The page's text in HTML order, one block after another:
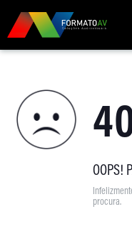
QUEM SOMOS
MARCAS
OOPS!
procura.